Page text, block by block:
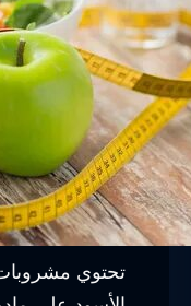
تحتوي مشروبات